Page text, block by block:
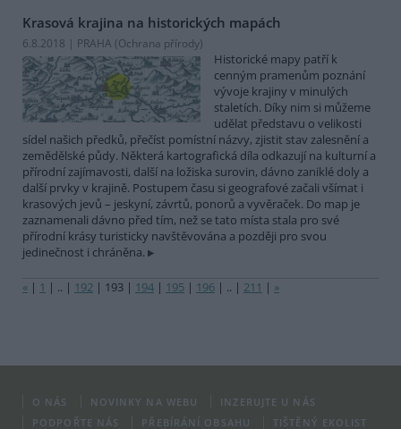
Krasová krajina na historických mapách
6.8.2018 | PRAHA (Ochrana přírody)
Historické mapy patří k
cenným pramenům poznání
vývoje krajiny v minulých
staletích. Díky nim si můžeme
udělat představu o velikosti
sídel našich předků, přečíst pomístní názvy, zjistit stav zalesnění a
zemědělské půdy. Některá kartografická díla odkazují na kulturní a
přírodní zajímavosti, další na ložiska surovin, dávno zaniklé doly a
další prvky v krajině. Postupem času si geografové začali všímat i
krasových jevů – jeskyní, závrtů, ponorů a vyvěraček. Do map je
zaznamenali dávno před tím, než se tato místa stala pro své
přírodní krásy turisticky navštěvována a později pro svou
jedinečnost i chráněna.
« | 1 | .. | 192 | 193 | 194 | 195 | 196 | .. | 211 | »
O NÁS NOVINKY NA WEBU
INZERUJTE U NÁS
PODPOŘTE NÁS
PŘEBÍRÁNÍ OBSAHU TIŠTĚNÝ EKOLIST